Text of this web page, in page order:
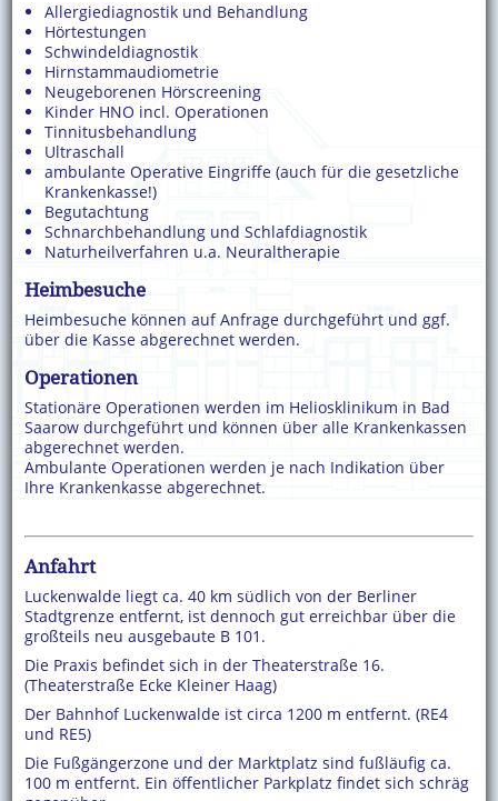
Allergiediagnostik und Behandlung
Hörtestungen
Schwindeldiagnostik
Hirnstammaudiometrie
Neugeborenen Hörscreening
Kinder HNO incl. Operationen
Tinnitusbehandlung
Ultraschall
ambulante Operative Eingriffe (auch für die gesetzliche
Krankenkasse!)
Begutachtung
Schnarchbehandlung und Schlafdiagnostik
Naturheilverfahren u.a. Neuraltherapie
Heimbesuche
Heimbesuche können auf Anfrage durchgeführt und ggf.
über die Kasse abgerechnet werden.
Operationen
Stationäre Operationen werden im Heliosklinikum in Bad
Saarow durchgeführt und können über alle Krankenkassen
abgerechnet werden.
Ambulante Operationen werden je nach Indikation über
Ihre Krankenkasse abgerechnet.
Anfahrt
Luckenwalde liegt ca. 40 km südlich von der Berliner
Stadtgrenze entfernt, ist dennoch gut erreichbar über die
großteils neu ausgebaute B 101.
Die Praxis befindet sich in der Theaterstraße 16.
(Theaterstraße Ecke Kleiner Haag)
Der Bahnhof Luckenwalde ist circa 1200 m entfernt. (RE4
und RE5)
Die Fußgängerzone und der Marktplatz sind fußläufig ca.
100 m entfernt. Ein öffentlicher Parkplatz findet sich schräg